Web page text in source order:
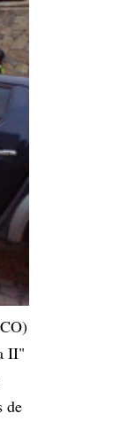
II"
de